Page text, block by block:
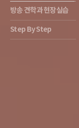
방송 견학과 현장실습
Step By Step